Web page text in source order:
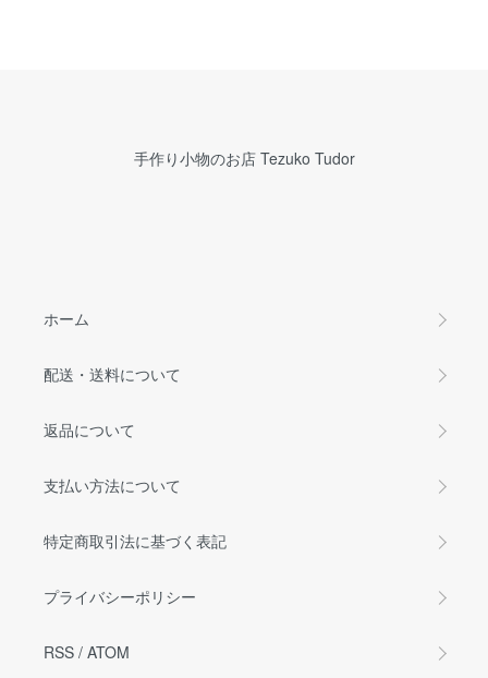
手作り小物のお店 Tezuko Tudor
ホーム
配送・送料について
返品について
支払い方法について
特定商取引法に基づく表記
プライバシーポリシー
RSS / ATOM